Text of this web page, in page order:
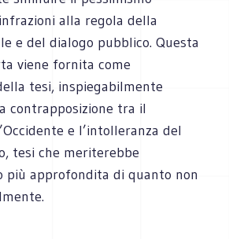
alla regola della
e del dialogo pubblico. Questa
viene fornita come
tesi, inspiegabilmente
contrapposizione tra il
e l’intolleranza del
tesi che meriterebbe
più approfondita di quanto non